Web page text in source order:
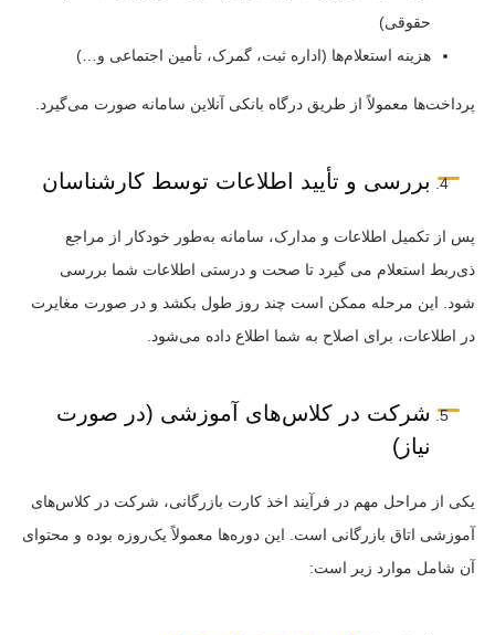
حقوقی)
هزینه استعلام‌ها (اداره ثبت، گمرک، تأمین اجتماعی و…)
پرداخت‌ها معمولاً از طریق درگاه بانکی آنلاین سامانه صورت می‌گیرد.
بررسی و تأیید اطلاعات توسط کارشناسان
پس از تکمیل اطلاعات و مدارک، سامانه به‌طور خودکار از مراجع
ذی‌ربط استعلام می گیرد تا صحت و درستی اطلاعات شما بررسی
شود. این مرحله ممکن است چند روز طول بکشد و در صورت مغایرت
در اطلاعات، برای اصلاح به شما اطلاع داده می‌شود.
شرکت در کلاس‌های آموزشی (در صورت
نیاز)
یکی از مراحل مهم در فرآیند اخذ کارت بازرگانی، شرکت در کلاس‌های
آموزشی اتاق بازرگانی است. این دوره‌ها معمولاً یک‌روزه بوده و محتوای
آن شامل موارد زیر است: